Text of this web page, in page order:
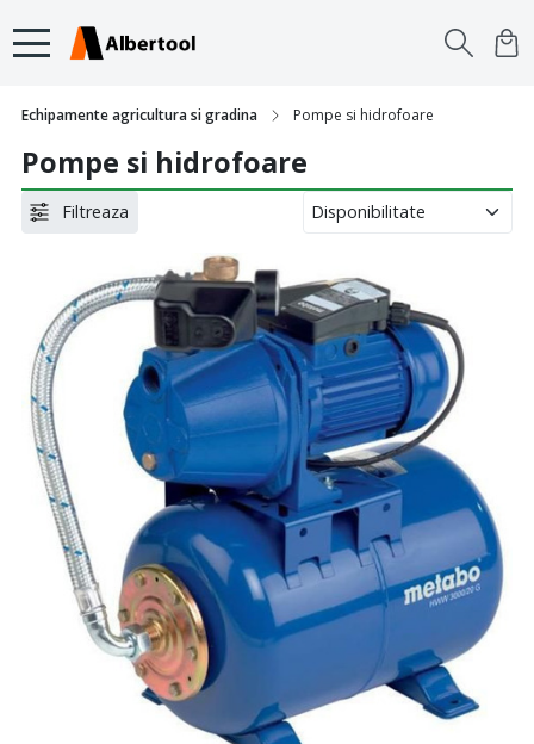
Echipamente agricultura si gradina Pompe si hidrofoare
Pompe si hidrofoare
Filtreaza